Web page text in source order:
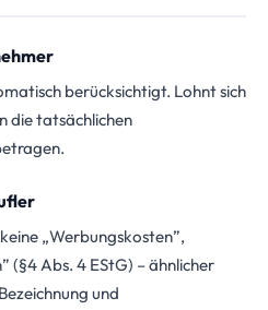
berücksichtigt. Lohnt sich
die tatsächlichen
„Werbungskosten”,
(§4 Abs. 4 EStG) – ähnlicher
und